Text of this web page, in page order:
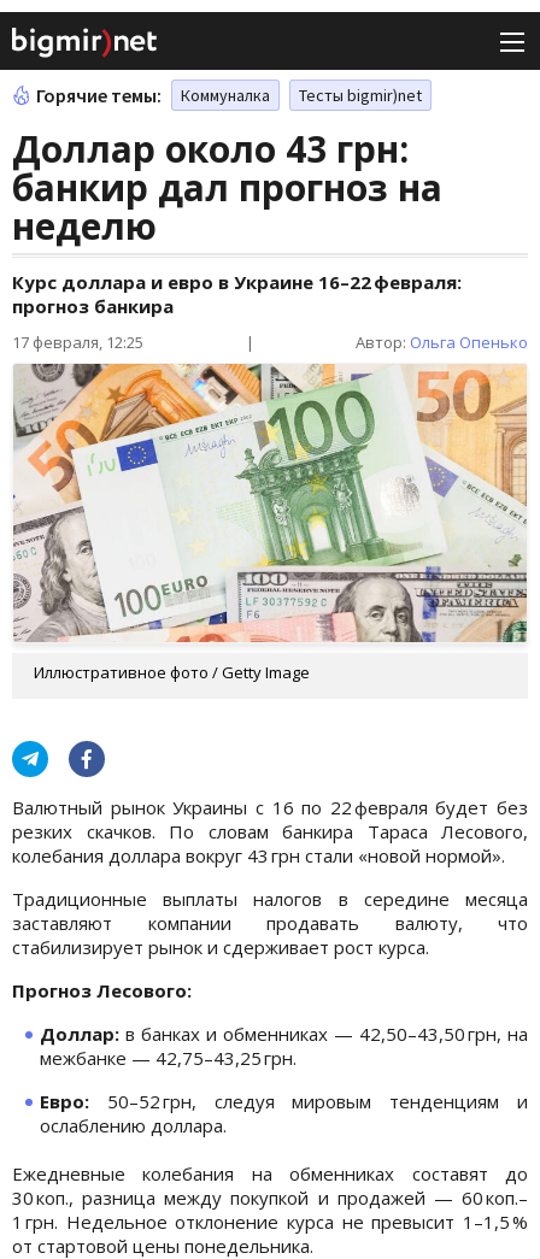
Горячие темы: Коммуналка Тесты bigmir)net
Доллар около 43 грн:
банкир дал прогноз на
неделю
Курс доллара и евро в Украине 16–22 февраля:
прогноз банкира
17 февраля, 12:25 | Автор: Ольга Опенько
Иллюстративное фото / Getty Image
Валютный рынок Украины с 16 по 22 февраля будет без
резких скачков. По словам банкира Тараса Лесового,
колебания доллара вокруг 43 грн стали «новой нормой».
Традиционные выплаты налогов в середине месяца
заставляют компании продавать валюту, что
стабилизирует рынок и сдерживает рост курса.
Прогноз Лесового:
Доллар: в банках и обменниках — 42,50–43,50 грн, на
межбанке — 42,75–43,25 грн.
Евро: 50–52 грн, следуя мировым тенденциям и
ослаблению доллара.
Ежедневные колебания на обменниках составят до
30 коп., разница между покупкой и продажей — 60 коп.–
1 грн. Недельное отклонение курса не превысит 1–1,5 %
от стартовой цены понедельника.